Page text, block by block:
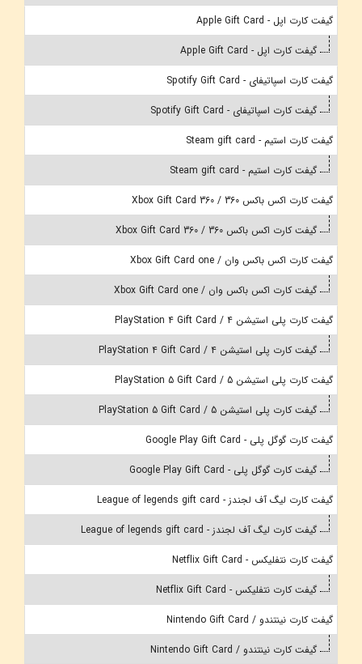
گیفت کارت اپل - Apple Gift Card
گیفت کارت اپل - Apple Gift Card
گیفت کارت اسپاتیفای - Spotify Gift Card
گیفت کارت اسپاتیفای - Spotify Gift Card
گیفت کارت استیم - Steam gift card
گیفت کارت استیم - Steam gift card
گیفت کارت اکس باکس 360 / Xbox Gift Card 360
گیفت کارت اکس باکس 360 / Xbox Gift Card 360
گیفت کارت اکس باکس وان / Xbox Gift Card one
گیفت کارت اکس باکس وان / Xbox Gift Card one
گیفت کارت پلی استیشن 4 / PlayStation 4 Gift Card
گیفت کارت پلی استیشن 4 / PlayStation 4 Gift Card
گیفت کارت پلی استیشن 5 / PlayStation 5 Gift Card
گیفت کارت پلی استیشن 5 / PlayStation 5 Gift Card
گیفت کارت گوگل پلی - Google Play Gift Card
گیفت کارت گوگل پلی - Google Play Gift Card
گیفت کارت لیگ آف لجندز - League of legends gift card
گیفت کارت لیگ آف لجندز - League of legends gift card
گیفت کارت نتفلیکس - Netflix Gift Card
گیفت کارت نتفلیکس - Netflix Gift Card
گیفت کارت نینتندو / Nintendo Gift Card
گیفت کارت نینتندو / Nintendo Gift Card